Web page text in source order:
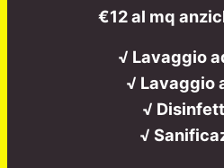
€12 al mq
√ Lavaggio
√ Lavaggio
√
√